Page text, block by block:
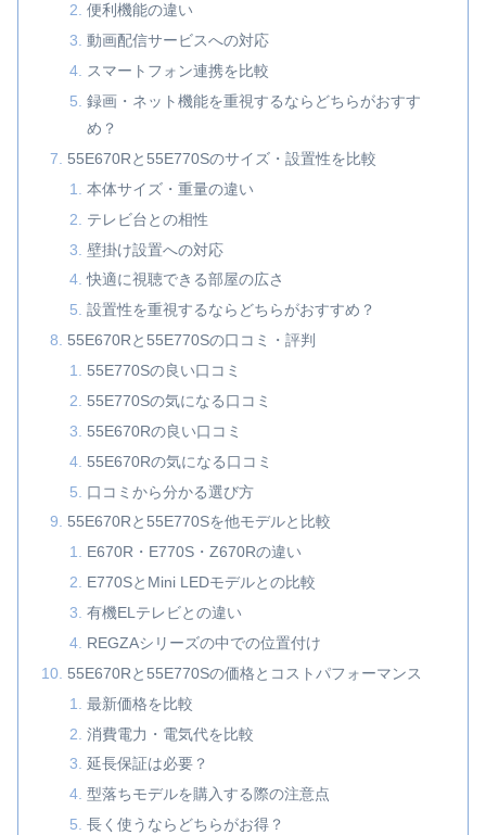
便利機能の違い
動画配信サービスへの対応
スマートフォン連携を比較
録画・ネット機能を重視するならどちらがおすす
め？
55E670Rと55E770Sのサイズ・設置性を比較
本体サイズ・重量の違い
テレビ台との相性
壁掛け設置への対応
快適に視聴できる部屋の広さ
設置性を重視するならどちらがおすすめ？
55E670Rと55E770Sの口コミ・評判
55E770Sの良い口コミ
55E770Sの気になる口コミ
55E670Rの良い口コミ
55E670Rの気になる口コミ
口コミから分かる選び方
55E670Rと55E770Sを他モデルと比較
E670R・E770S・Z670Rの違い
E770SとMini LEDモデルとの比較
有機ELテレビとの違い
REGZAシリーズの中での位置付け
55E670Rと55E770Sの価格とコストパフォーマンス
最新価格を比較
消費電力・電気代を比較
延長保証は必要？
型落ちモデルを購入する際の注意点
長く使うならどちらがお得？